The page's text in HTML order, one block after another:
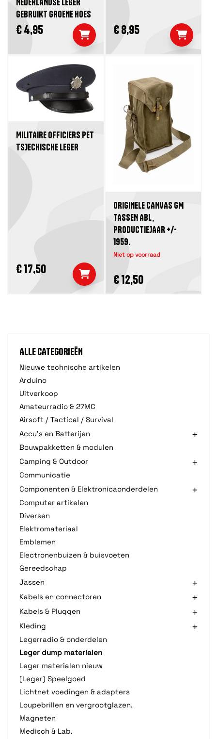
ALLE CATEGORIEËN
Nieuwe technische artikelen
Arduino
Uitverkoop
Amateurradio & 27MC
Airsoft / Tactical / Survival
Accu's en Batterijen
Bouwpakketten & modulen
Camping & Outdoor
Communicatie
Componenten & Elektronicaonderdelen
Computer artikelen
Diversen
Elektromateriaal
Emblemen
Electronenbuizen & buisvoeten
Gereedschap
Jassen
Kabels en connectoren
Kabels & Pluggen
Kleding
Legerradio & onderdelen
Leger dump materialen
Leger materialen nieuw
(Leger) Speelgoed
Lichtnet voedingen & adapters
Loupebrillen en vergrootglazen.
Magneten
Medisch & Lab.
GEBRUIKT GROENE HOES
€ 4,95 € 8,95
MILITAIRE OFFICIERS PET
TSJECHISCHE LEGER
€ 17,50
ORIGINELE CANVAS GM
TASSEN ABL,
PRODUCTIEJAAR +/-
1959.
Niet op voorraad
€ 12,50